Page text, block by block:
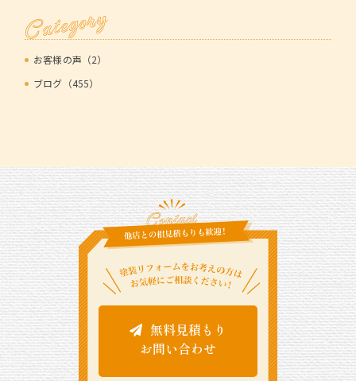
Category
お客様の声（2）
ブログ（455）
無料見積もり
お問い合わせ